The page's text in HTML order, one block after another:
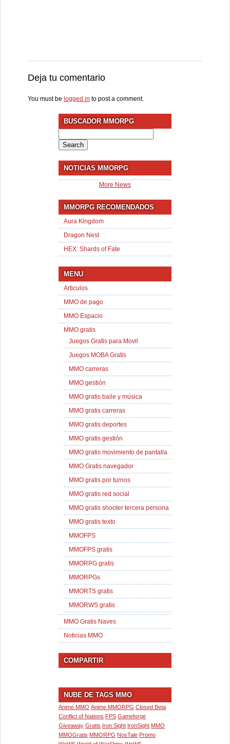
Deja tu comentario
You must be logged in to post a comment.
BUSCADOR MMORPG
for:
NOTICIAS MMORPG
More News
MMORPG RECOMENDADOS
Aura Kingdom
Dragon Nest
HEX: Shards of Fate
MENU
Articulos
MMO de pago
MMO Espacio
MMO gratis
Juegos Gratis para Movil
Juegos MOBA Gratis
MMO carreras
MMO gestión
MMO gratis baile y música
MMO gratis carreras
MMO gratis deportes
MMO gratis gestión
MMO gratis movimiento de pantalla
MMO Gratis navegador
MMO gratis por turnos
MMO gratis red social
MMO gratis shooter tercera persona
MMO gratis texto
MMOFPS
MMOFPS gratis
MMORPG gratis
MMORPGs
MMORTS gratis
MMORWS gratis
MMO Gratis Naves
Noticias MMO
COMPARTIR
NUBE DE TAGS MMO
Anime MMO Anime MMORPG Closed Beta
Conflict of Nations FPS Gameforge
Giveaway Gratis Iron Sight IronSight MMO
MMOGratis MMORPG NosTale Promo